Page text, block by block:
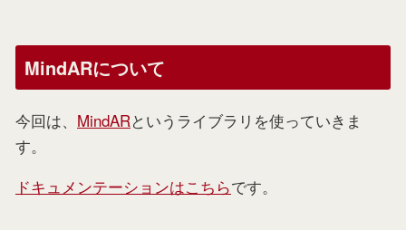
MindARについて
今回は、 MindARというライブラリを使っていきま
す。
ドキュメンテーションはこちらです。